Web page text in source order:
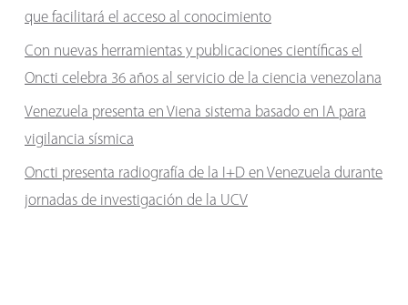
que facilitará el acceso al conocimiento
Con nuevas herramientas y publicaciones científicas el
Oncti celebra 36 años al servicio de la ciencia venezolana
Venezuela presenta en Viena sistema basado en IA para
vigilancia sísmica
Oncti presenta radiografía de la I+D en Venezuela durante
jornadas de investigación de la UCV